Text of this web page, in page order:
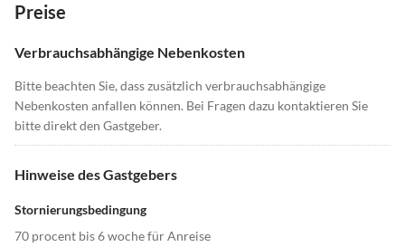
Preise
Verbrauchsabhängige Nebenkosten
Bitte beachten Sie, dass zusätzlich verbrauchsabhängige
Nebenkosten anfallen können. Bei Fragen dazu kontaktieren Sie
bitte direkt den Gastgeber.
Hinweise des Gastgebers
Stornierungsbedingung
70 procent bis 6 woche für Anreise